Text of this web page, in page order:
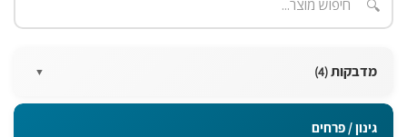
🔍
מדבקות(4)
▼
מדבקות בגודל 15X10 ס"מ
גינון / פרחים